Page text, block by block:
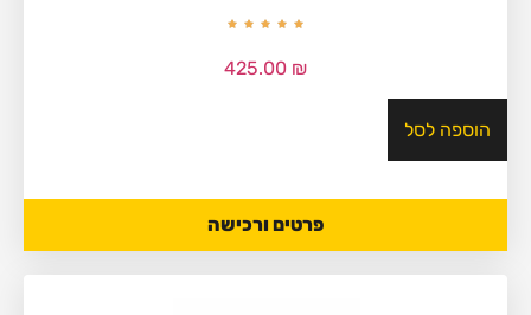
425.00 ₪
הוספה לסל
פרטים ורכישה